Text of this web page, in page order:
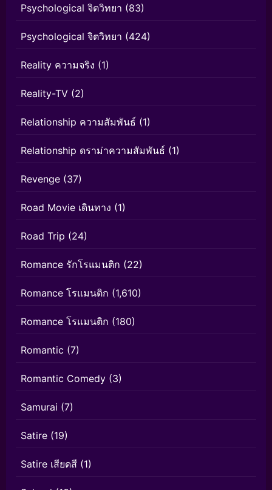
Psychological จิตวิทยา (83)
Psychological จิตวิทยา (424)
Reality ความจริง (1)
Reality-TV (2)
Relationship ความสัมพันธ์ (1)
Relationship ดราม่าความสัมพันธ์ (1)
Revenge (37)
Road Movie เดินทาง (1)
Road Trip (24)
Romance รักโรแมนติก (22)
Romance โรแมนติก (1,610)
Romance โรแมนติก (180)
Romantic (7)
Romantic Comedy (3)
Samurai (7)
Satire (19)
Satire เสียดสี (1)